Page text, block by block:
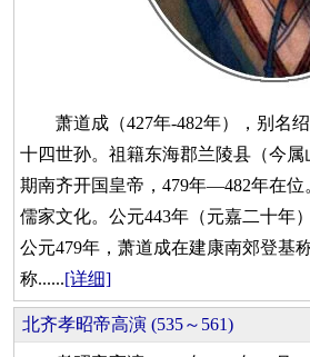
萧道成（427年-482年），别名绍
十四世孙。祖籍东海郡兰陵县（今
期南齐开国皇帝，479年—482年在
儒家文化。公元443年（元嘉二十年
公元479年，萧道成在建康南郊登基
称......[详细]
北齐孝昭帝高演 (535～561)